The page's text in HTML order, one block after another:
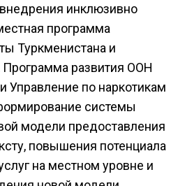
инклюзивно
программа
Туркменистана и
развития ООН
по наркотикам
системы
модели предоставления
повышения потенциала
на местном уровне и